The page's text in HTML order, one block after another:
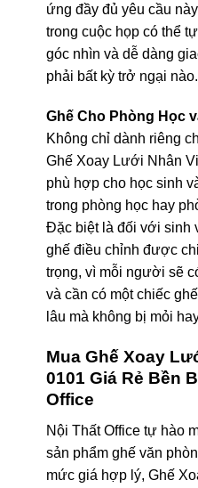
ứng đầy đủ yêu cầu
trong cuộc họp có thể
góc nhìn và dễ dàng
phải bất kỳ trở ngại nào.
Ghế Cho Phòng Học
Không chỉ dành riêng
Ghế Xoay Lưới Nhân
phù hợp cho học sinh
trong phòng học hay
Đặc biệt là đối với sinh
ghế điều chỉnh được
trọng, vì mỗi người sẽ
và cần có một chiếc
lâu mà không bị mỏi
Mua Ghế Xoay
0101 Giá Rẻ Bền
Office
Nội Thất Office tự hào
sản phẩm ghế văn
mức giá hợp lý, Ghế